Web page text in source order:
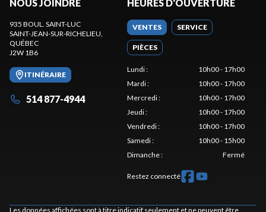
NOUS JOINDRE
935 BOUL. SAINT-LUC
SAINT-JEAN-SUR-RICHELIEU,
QUÉBEC
J2W 1B6
ITINÉRAIRE
514 877-4944
HEURES D'OUVERTURE
VENTES SERVICE
PIÈCES
Lundi:
10h00 - 17h00
Mardi:
10h00 - 17h00
Mercredi:
10h00 - 17h00
Jeudi:
10h00 - 17h00
Vendredi:
10h00 - 17h00
Samedi:
10h00 - 15h00
Dimanche: Fermé
Restez connecté
Les données affichées sont à titre indicatif seulement et ne peuvent être